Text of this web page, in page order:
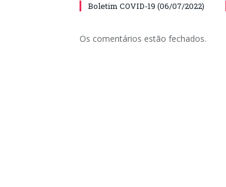
Boletim COVID-19 (06/07/2022)
Os comentários estão fechados.